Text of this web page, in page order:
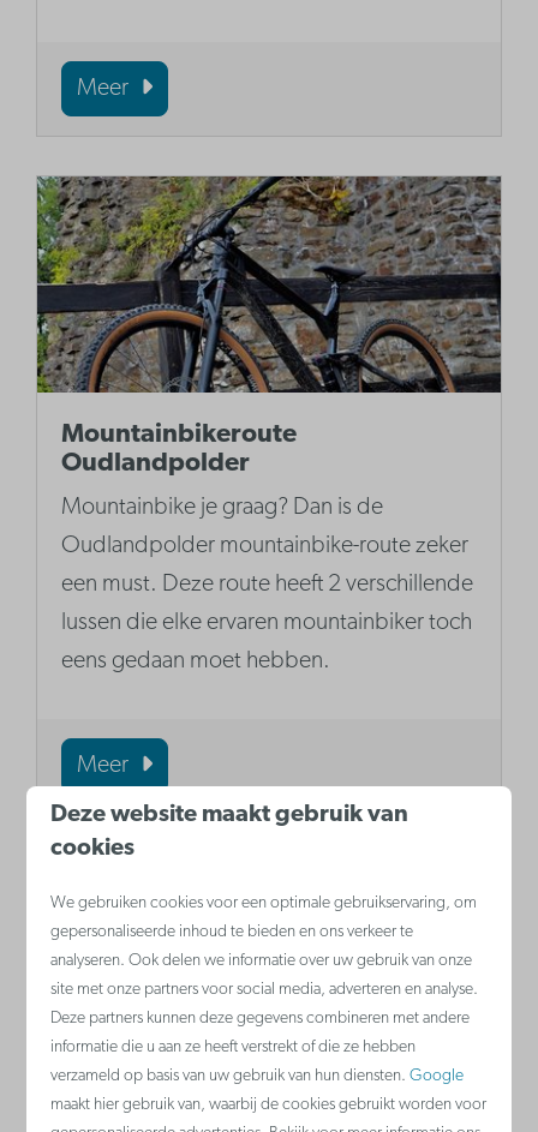
Meer
Mountainbikeroute
Oudlandpolder
Mountainbike je graag? Dan is de
Oudlandpolder mountainbike-route zeker
een must. Deze route heeft 2 verschillende
lussen die elke ervaren mountainbiker toch
eens gedaan moet hebben.
Meer
Breduinia
Deze website maakt gebruik van
cookies
We gebruiken cookies voor een optimale gebruikservaring, om
gepersonaliseerde inhoud te bieden en ons verkeer te
analyseren. Ook delen we informatie over uw gebruik van onze
site met onze partners voor social media, adverteren en analyse.
Deze partners kunnen deze gegevens combineren met andere
informatie die u aan ze heeft verstrekt of die ze hebben
verzameld op basis van uw gebruik van hun diensten.Google
maakt hier gebruik van, waarbij de cookies gebruikt worden voor